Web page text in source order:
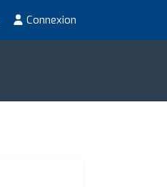
Connexion